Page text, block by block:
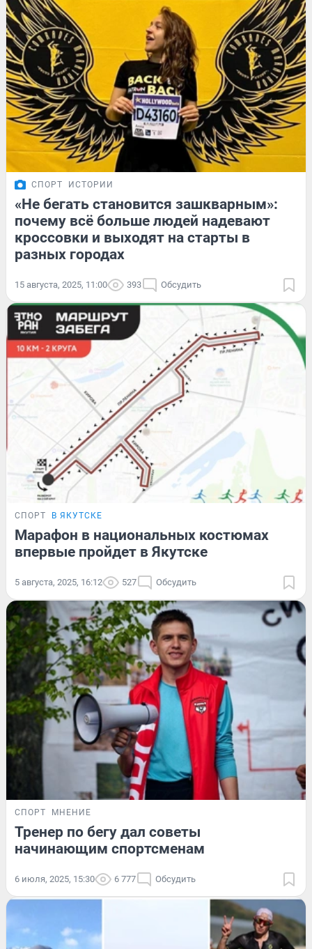
СПОРТ ИСТОРИИ
«Не бегать становится зашкварным»:
почему всё больше людей надевают
кроссовки и выходят на старты в
разных городах
15 августа, 2025, 11:00 393 Обсудить
СПОРТ В ЯКУТСКЕ
Марафон в национальных костюмах
впервые пройдет в Якутске
5 августа, 2025, 16:12 527 Обсудить
СПОРТ МНЕНИЕ
Тренер по бегу дал советы
начинающим спортсменам
6 июля, 2025, 15:30 6 777 Обсудить